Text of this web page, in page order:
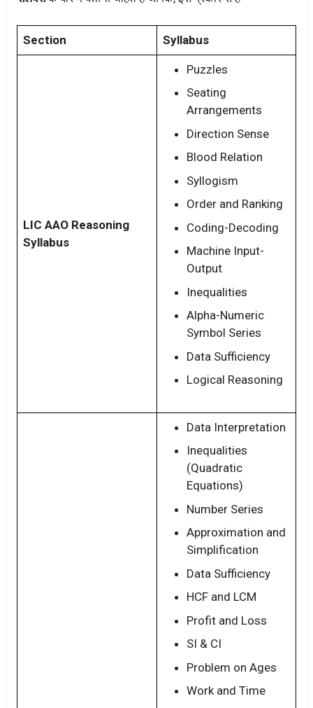
Section Syllabus
LIC AAO Reasoning
Syllabus
Puzzles
Seating
Arrangements
Direction Sense
Blood Relation
Syllogism
Order and Ranking
Coding-Decoding
Machine Input-
Output
Inequalities
Alpha-Numeric
Symbol Series
Data Sufficiency
Logical Reasoning
Data Interpretation
Inequalities
(Quadratic
Equations)
Number Series
Approximation and
Simplification
Data Sufficiency
HCF and LCM
Profit and Loss
SI & CI
Problem on Ages
Work and Time